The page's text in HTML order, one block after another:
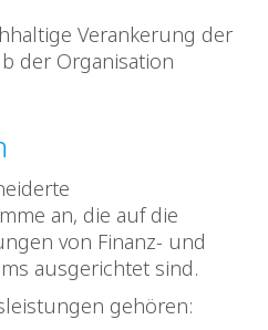
Verankerung der
der Organisation
an, die auf die
von Finanz- und
ausgerichtet sind.
gehören: